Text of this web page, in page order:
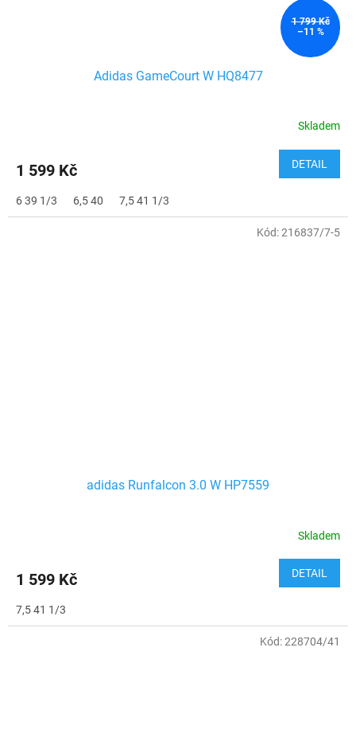
1 799 Kč
–11 %
Adidas GameCourt W HQ8477
Skladem
1 599 Kč DETAIL
6 39 1/3 6,5 40 7,5 41 1/3
adidas Runfalcon 3.0 W HP7559
Skladem
1 599 Kč DETAIL
7,5 41 1/3
Kód:216837/7-5
Kód:228704/41